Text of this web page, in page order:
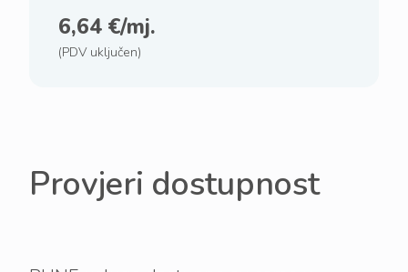
6,64 €/mj.
(PDV uključen)
Provjeri dostupnost